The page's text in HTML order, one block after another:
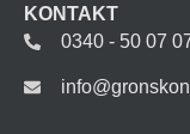
KONTAKT
0340 - 50 07